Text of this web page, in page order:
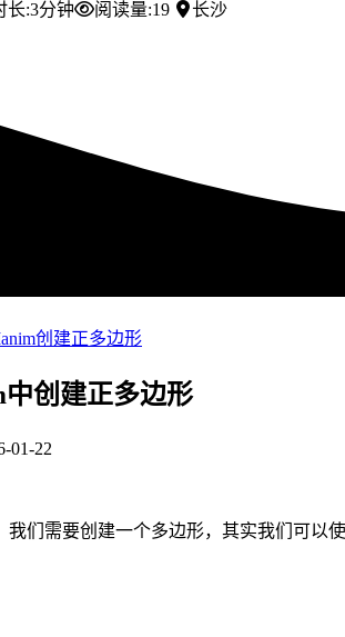
长:3分钟 阅读量:19 长沙
创建正多边形
创建正多边形
01-22
我们需要创建一个多边形，其实我们可以